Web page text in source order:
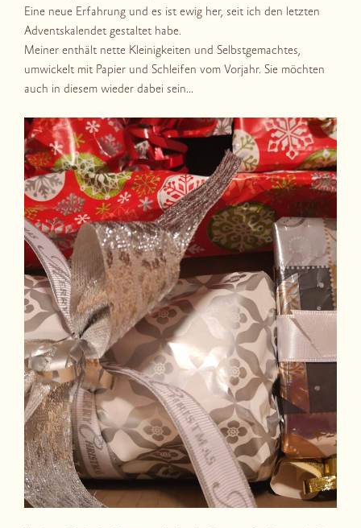
Eine neue Erfahrung und es ist ewig her, seit ich den letzten
Adventskalendet gestaltet habe.
Meiner enthält nette Kleinigkeiten und Selbstgemachtes,
umwickelt mit Papier und Schleifen vom Vorjahr. Sie möchten
auch in diesem wieder dabei sein…